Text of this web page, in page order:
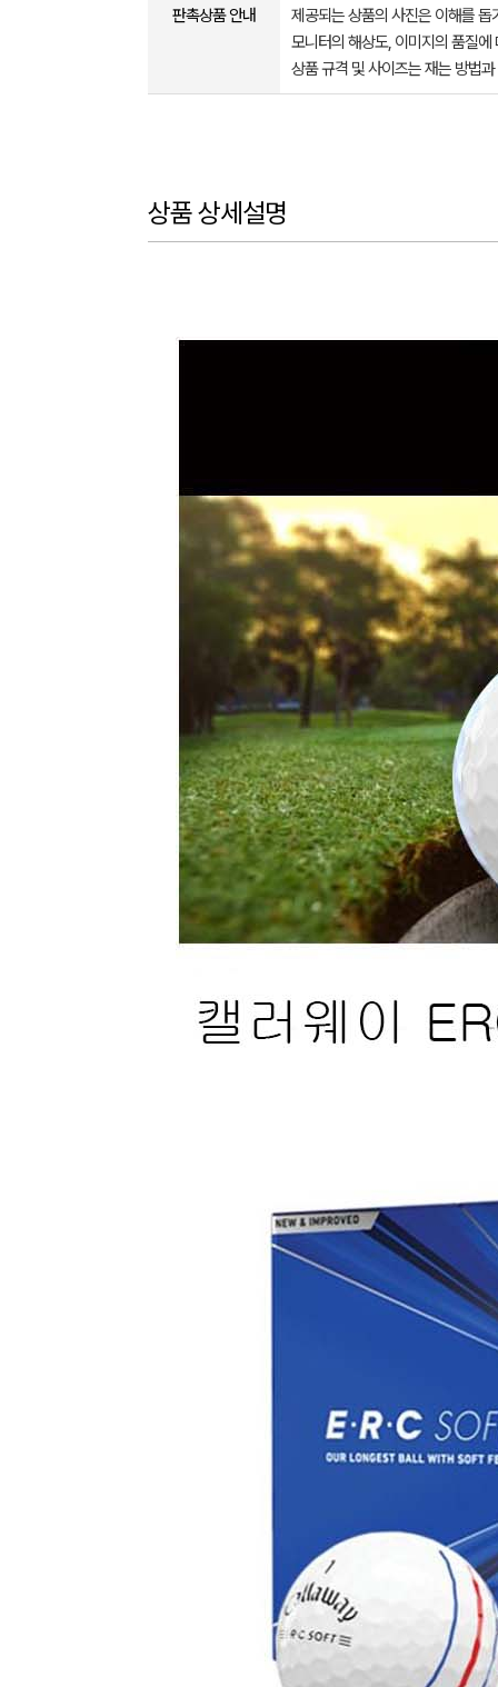
판촉상품 안내
제공되는 상품의 사진은 이해를
모니터의 해상도, 이미지의 품질
상품 규격 및 사이즈는 재는 방법
상품 상세설명